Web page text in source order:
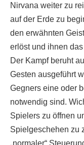
Nirvana weiter zu
auf der Erde zu
den erwähnten
erlöst und ihnen
Der Kampf beruht
Gesten ausgeführt
Gegners eine oder
notwendig sind.
Spielers zu öffnen
Spielgeschehen zu